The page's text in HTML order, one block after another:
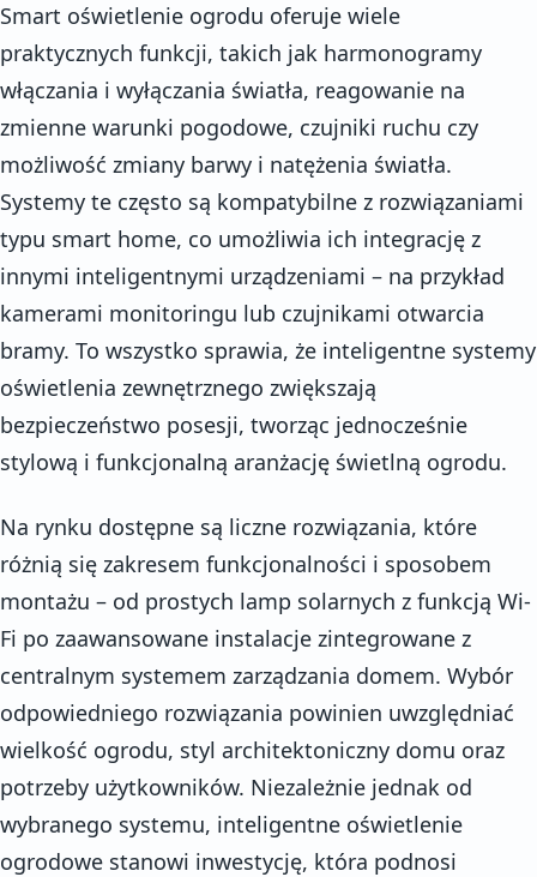
Smart oświetlenie ogrodu oferuje wiele
praktycznych funkcji, takich jak harmonogramy
włączania i wyłączania światła, reagowanie na
zmienne warunki pogodowe, czujniki ruchu czy
możliwość zmiany barwy i natężenia światła.
Systemy te często są kompatybilne z rozwiązaniami
typu smart home, co umożliwia ich integrację z
innymi inteligentnymi urządzeniami – na przykład
kamerami monitoringu lub czujnikami otwarcia
bramy. To wszystko sprawia, że inteligentne systemy
oświetlenia zewnętrznego zwiększają
bezpieczeństwo posesji, tworząc jednocześnie
stylową i funkcjonalną aranżację świetlną ogrodu.
Na rynku dostępne są liczne rozwiązania, które
różnią się zakresem funkcjonalności i sposobem
montażu – od prostych lamp solarnych z funkcją Wi-
Fi po zaawansowane instalacje zintegrowane z
centralnym systemem zarządzania domem. Wybór
odpowiedniego rozwiązania powinien uwzględniać
wielkość ogrodu, styl architektoniczny domu oraz
potrzeby użytkowników. Niezależnie jednak od
wybranego systemu, inteligentne oświetlenie
ogrodowe stanowi inwestycję, która podnosi